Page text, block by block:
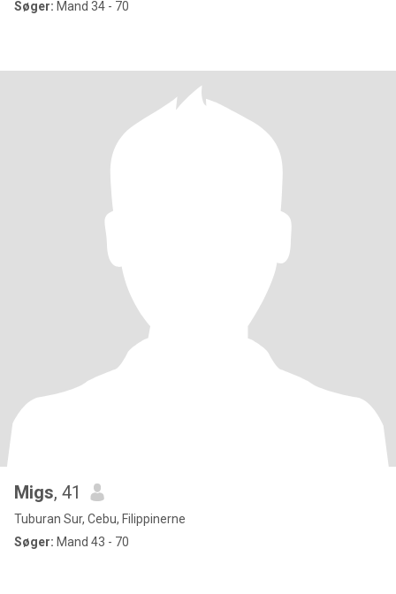
Søger: Mand 34 - 70
Migs, 41
Tuburan Sur, Cebu, Filippinerne
Søger: Mand 43 - 70